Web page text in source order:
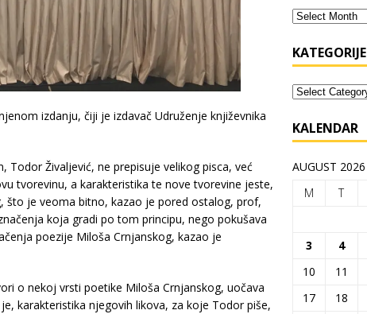
izdanju, čiji je izdavač Udruženje književnika
Todor Živaljević, ne prepisuje velikog pisca, već
tvorevinu, a karakteristika te nove tvorevine jeste,
što je veoma bitno, kazao je pored ostalog, prof,
koja gradi po tom principu, nego pokušava
poezije Miloša Crnjanskog, kazao je
o nekoj vrsti poetike Miloša Crnjanskog, uočava
karakteristika njegovih likova, za koje Todor piše,
KATEGORIJE
KALENDAR
AUGUST 2026
M
T
3
4
10
11
17
18